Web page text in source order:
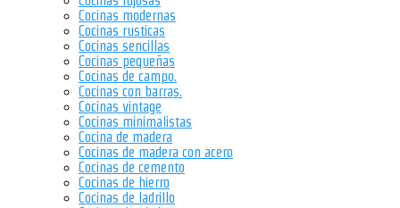
Cocinas modernas
Cocinas rusticas
Cocinas sencillas
Cocinas pequeñas
Cocinas de campo.
Cocinas con barras.
Cocinas vintage
Cocinas minimalistas
Cocina de madera
Cocinas de madera con acero
Cocinas de cemento
Cocinas de hierro
Cocinas de ladrillo